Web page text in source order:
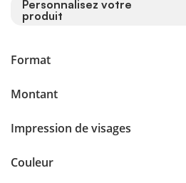
Personnalisez votre
produit
Format
Montant
Impression de visages
Couleur